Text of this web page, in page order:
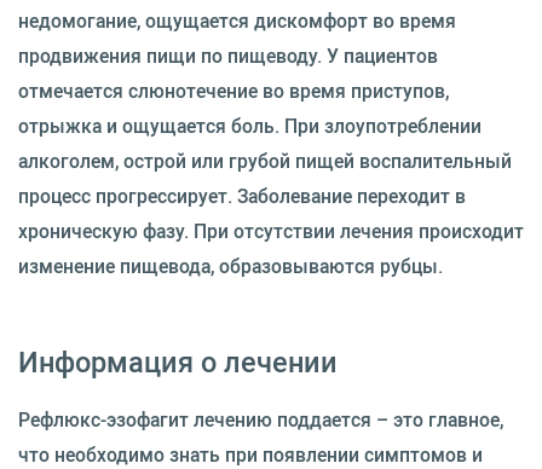
недомогание, ощущается дискомфорт во время
продвижения пищи по пищеводу. У пациентов
отмечается слюнотечение во время приступов,
отрыжка и ощущается боль. При злоупотреблении
алкоголем, острой или грубой пищей воспалительный
процесс прогрессирует. Заболевание переходит в
хроническую фазу. При отсутствии лечения происходит
изменение пищевода, образовываются рубцы.
Информация о лечении
Рефлюкс-эзофагит лечению поддается – это главное,
что необходимо знать при появлении симптомов и